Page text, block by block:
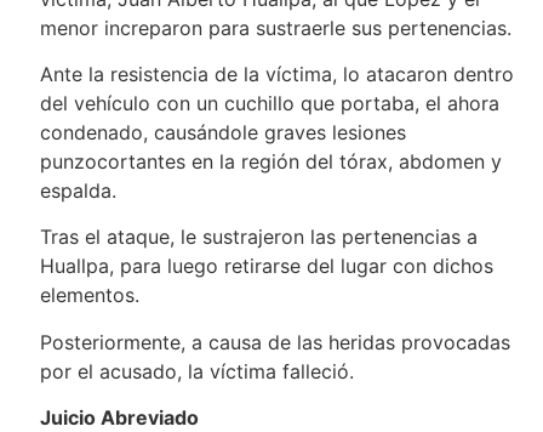
menor increparon para sustraerle sus pertenencias.
Ante la resistencia de la víctima, lo atacaron dentro
del vehículo con un cuchillo que portaba, el ahora
condenado, causándole graves lesiones
punzocortantes en la región del tórax, abdomen y
espalda.
Tras el ataque, le sustrajeron las pertenencias a
Huallpa, para luego retirarse del lugar con dichos
elementos.
Posteriormente, a causa de las heridas provocadas
por el acusado, la víctima falleció.
Juicio Abreviado